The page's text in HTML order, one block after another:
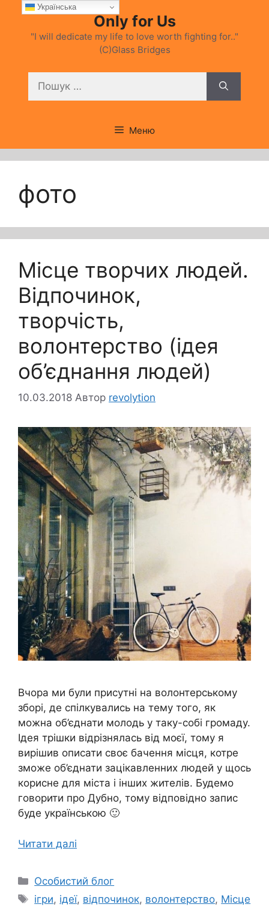
Перейти
вмісту
Only for Us
"I will dedicate my life to love worth fighting for.."
(C)Glass Bridges
Меню
фото
Місце творчих людей.
Відпочинок,
творчість,
волонтерство (ідея
об’єднання людей)
10.03.2018 Автор revolytion
Вчора ми були присутні на волонтерському
зборі, де спілкувались на тему того, як
можна об’єднати молодь у таку-собі громаду.
Ідея трішки відрізнялась від моєї, тому я
вирішив описати своє бачення місця, котре
зможе об’єднати зацікавленних людей у щось
корисне для міста і інших жителів. Будемо
говорити про Дубно, тому відповідно запис
буде українською 🙂
Читати далі
Категорії
Особистий блог
Позначки
ігри, ідеї, відпочинок, волонтерство, Місце
Українська